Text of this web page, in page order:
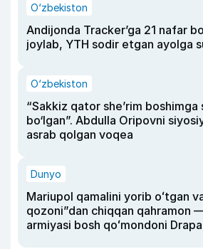
O‘zbekiston
Andijonda Tracker’ga 21 nafar
joylab, YTH sodir etgan ayolga
O‘zbekiston
“Sakkiz qator she’rim
bo‘lgan”. Abdulla Oripovni
asrab qolgan voqea
Dunyo
Mariupol qamalini yorib oʻtgan
qozoni”dan chiqqan qahramon
armiyasi bosh qoʻmondoni